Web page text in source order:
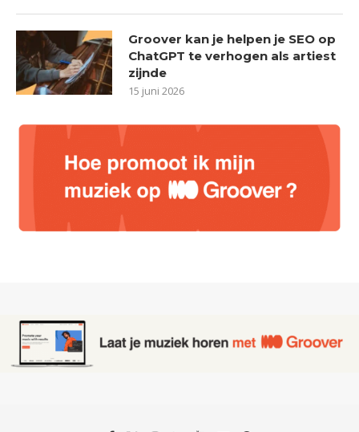
Groover kan je helpen je SEO op
ChatGPT te verhogen als artiest
zijnde
15 juni 2026